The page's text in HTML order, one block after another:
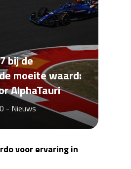
bij de
moeite waard:
AlphaTauri
- Nieuws
voor ervaring in